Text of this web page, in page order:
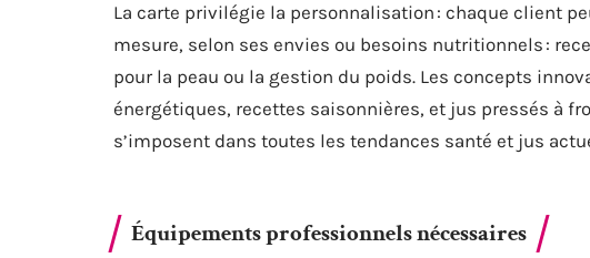
La carte privilégie la personnalisation : chaque client
mesure, selon ses envies ou besoins nutritionnels :
pour la peau ou la gestion du poids. Les concepts
énergétiques, recettes saisonnières, et jus pressés à
s’imposent dans toutes les tendances santé et jus
Équipements professionnels nécessaires